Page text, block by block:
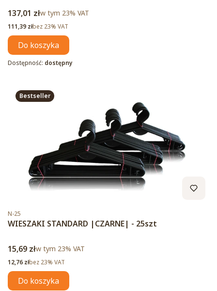
Cena brutto
137,01 złw tym %s VAT
w tym 23% VAT
Cena netto
111,39 złbez 23% VAT
Do koszyka
Dostępność: dostępny
Bestseller
Kod produktu
N-25
WIESZAKI STANDARD |CZARNE| - 25szt
Cena brutto
15,69 złw tym %s VAT
w tym 23% VAT
Cena netto
12,76 złbez 23% VAT
Do koszyka